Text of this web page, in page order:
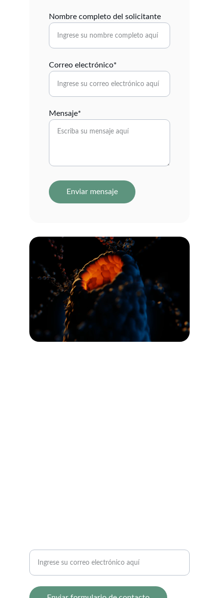
Nombre completo del solicitante
Correo electrónico*
Mensaje*
Enviar mensaje